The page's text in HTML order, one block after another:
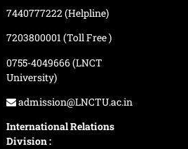
7440777222 (Helpline)
7203800001 (Toll Free )
0755-4049666 (LNCT
University)
admission@LNCTU.ac.in
International Relations
Division :